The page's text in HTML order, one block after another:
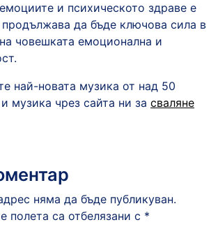
и психическото здраве е
да бъде ключова сила в
човешката емоционална и
най-новата музика от над 50
музика чрез сайта ни за сваляне
няма да бъде публикуван.
полета са отбелязани с *